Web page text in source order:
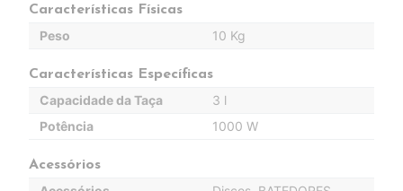
Características Físicas
Peso 10 Kg
Características Específicas
Capacidade da Taça
3 l
Potência
1000 W
Acessórios